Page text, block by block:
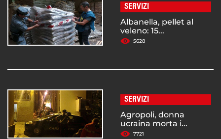
SERVIZI
Albanella, pellet al
veleno: 15...
5628
SERVIZI
Agropoli, donna
ucraina morta i...
7721